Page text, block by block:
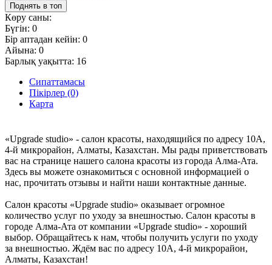
Поднять в топ
Көру саны:
Бүгін: 0
Бір аптадан кейін: 0
Айына: 0
Барлық уақытта: 16
Сипаттамасы
Пікірлер (0)
Карта
«Upgrade studio» - салон красоты, находящийся по адресу 10А,
4-й микрорайон, Алматы, Казахстан. Мы рады приветствовать
вас на странице нашего салона красоты из города Алма-Ата.
Здесь вы можете ознакомиться с основной информацией о
нас, прочитать отзывы и найти наши контактные данные.
Салон красоты «Upgrade studio» оказывает огромное
количество услуг по уходу за внешностью. Салон красоты в
городе Алма-Ата от компании «Upgrade studio» - хороший
выбор. Обращайтесь к нам, чтобы получить услуги по уходу
за внешностью. Ждём вас по адресу 10А, 4-й микрорайон,
Алматы, Казахстан!